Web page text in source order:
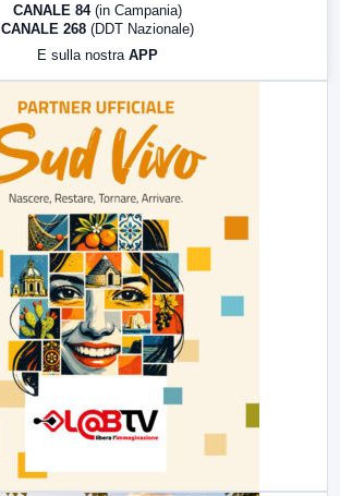
CANALE 84 (in Campania)
CANALE 268 (DDT Nazionale)
E sulla nostra APP